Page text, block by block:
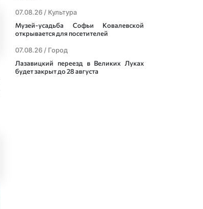
07.08.26 / Культура
Музей-усадьба Софьи Ковалевской
открывается для посетителей
07.08.26 / Город
Лазавицкий переезд в Великих Луках
будет закрыт до 28 августа